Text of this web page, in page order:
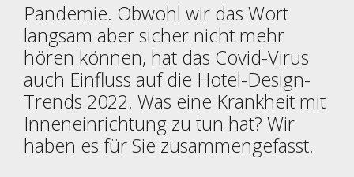
Pandemie. Obwohl wir das Wort
langsam aber sicher nicht mehr
hören können, hat das Covid-Virus
auch Einfluss auf die Hotel-Design-
Trends 2022. Was eine Krankheit mit
Inneneinrichtung zu tun hat? Wir
haben es für Sie zusammengefasst.